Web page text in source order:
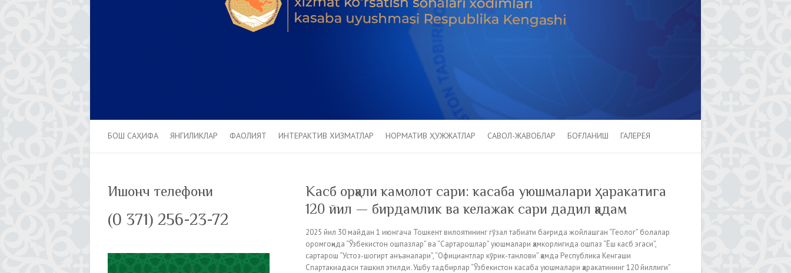
БОШ САҲИФА ЯНГИЛИКЛАР ФАОЛИЯТ ИНТЕРАКТИВ ХИЗМАТЛАР НОРМАТИВ ҲУЖЖАТЛАР САВОЛ-ЖАВОБЛАР БОҒЛАНИШ ГАЛЕРЕЯ
Касб орқали камолот сари: касаба уюшмалари ҳаракатига
120 йил — бирдамлик ва келажак сари дадил қадам
2025 йил 30 майдан 1 июнгача Тошкент вилоятининг гўзал табиати бағрида жойлашган “Геолог” болалар
оромгоҳида “Ўзбекистон ошпазлар” ва “Сартарошлар” уюшмалари ҳамкорлигида ошпаз “Ёш касб эгаси”,
сартарош “Устоз-шогирт анъаналари”, “Официантлар кўрик-танлови” ҳамда Республика Кенгаши
Спартакиадаси ташкил этилди. Ушбу тадбирлар “Ўзбекистон касаба уюшмалари ҳаракатининг 120 йиллиги”
Ишонч телефони
(0 371) 256-23-72